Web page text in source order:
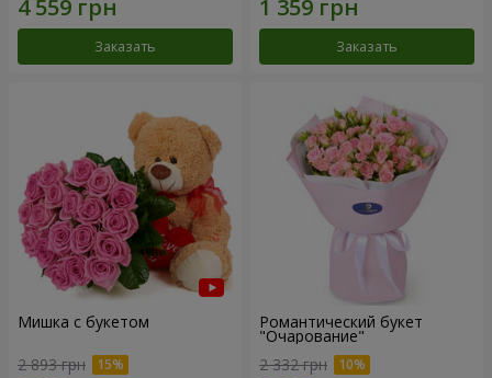
Заказать Заказать
Мишка с букетом
2 893 грн
Романтический букет
"Очарование"
2 332 грн